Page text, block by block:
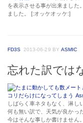
を表示させる事が出来ました
ました。 [:オッケオッケ:]
FD3S 2013-06-29 BY ASMIC
忘れた訳では
コリだらけになってしまう
しばらく車ネタもなく、淋し
何も無い訳で、天気が良かっ
今はそんな事しか書けません。